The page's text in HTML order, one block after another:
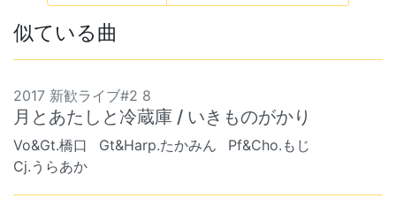
似ている曲
2017 新歓ライブ#2 8
月とあたしと冷蔵庫 / いきものがかり
Vo&Gt.橋口 Gt&Harp.たかみん
Pf&Cho.もじ
Cj.うらあか